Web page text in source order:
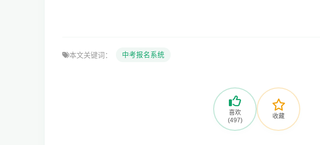
本文关键词： 中考报名系统
喜欢
(497)
收藏